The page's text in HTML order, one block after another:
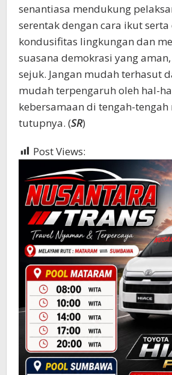
senantiasa mendukung
serentak dengan cara ikut
kondusifitas lingkungan dan
suasana demokrasi yang
sejuk. Jangan mudah terhasut
mudah terpengaruh oleh hal-
kebersamaan di tengah-tengah
tutupnya. (SR)
Post Views: